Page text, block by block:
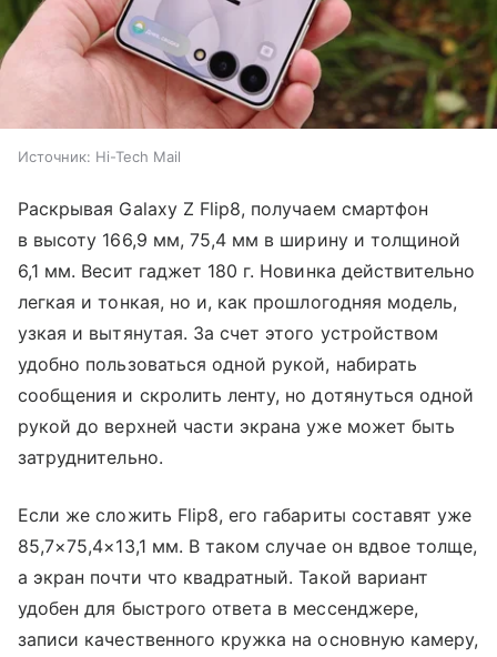
Источник: Hi-Tech Mail
Раскрывая Galaxy Z Flip8, получаем смартфон
в высоту 166,9 мм, 75,4 мм в ширину и толщиной
6,1 мм. Весит гаджет 180 г. Новинка действительно
легкая и тонкая, но и, как прошлогодняя модель,
узкая и вытянутая. За счет этого устройством
удобно пользоваться одной рукой, набирать
сообщения и скролить ленту, но дотянуться одной
рукой до верхней части экрана уже может быть
затруднительно.
Если же сложить Flip8, его габариты составят уже
85,7×75,4×13,1 мм. В таком случае он вдвое толще,
а экран почти что квадратный. Такой вариант
удобен для быстрого ответа в мессенджере,
записи качественного кружка на основную камеру,